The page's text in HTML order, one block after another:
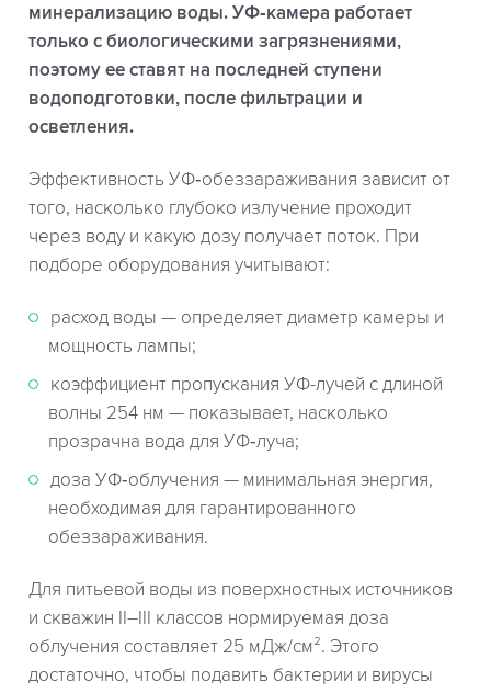
минерализацию воды. УФ‑камера работает
только с биологическими загрязнениями,
поэтому ее ставят на последней ступени
водоподготовки, после фильтрации и
осветления.
Эффективность УФ‑обеззараживания зависит от
того, насколько глубоко излучение проходит
через воду и какую дозу получает поток. При
подборе оборудования учитывают:
расход воды — определяет диаметр камеры и
мощность лампы;
коэффициент пропускания УФ-лучей с длиной
волны 254 нм — показывает, насколько
прозрачна вода для УФ‑луча;
доза УФ‑облучения — минимальная энергия,
необходимая для гарантированного
обеззараживания.
Для питьевой воды из поверхностных источников
и скважин II–III классов нормируемая доза
облучения составляет 25 мДж/см². Этого
достаточно, чтобы подавить бактерии и вирусы